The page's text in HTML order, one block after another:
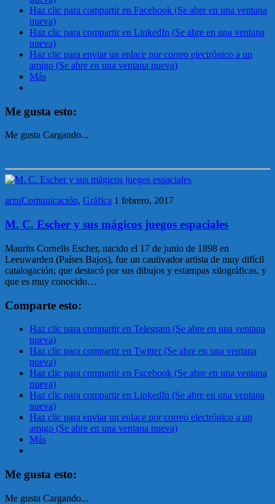
Haz clic para compartir en Facebook (Se abre en una ventana
nueva)
Haz clic para compartir en LinkedIn (Se abre en una ventana
nueva)
Haz clic para enviar un enlace por correo electrónico a un
amigo (Se abre en una ventana nueva)
Más
Me gusta esto:
Me gusta Cargando...
arzuComunicación, Gráfica 1 febrero, 2017
M. C. Escher y sus mágicos juegos espaciales
Maurits Cornelis Escher, nacido el 17 de junio de 1898 en
Leeuwarden (Países Bajos), fue un cautivador artista de muy difícil
catalogación; que destacó por sus dibujos y estampas xilográficas, y
que es muy conocido…
Comparte esto:
Haz clic para compartir en Telegram (Se abre en una ventana
nueva)
Haz clic para compartir en Twitter (Se abre en una ventana
nueva)
Haz clic para compartir en Facebook (Se abre en una ventana
nueva)
Haz clic para compartir en LinkedIn (Se abre en una ventana
nueva)
Haz clic para enviar un enlace por correo electrónico a un
amigo (Se abre en una ventana nueva)
Más
Me gusta esto:
Me gusta Cargando...